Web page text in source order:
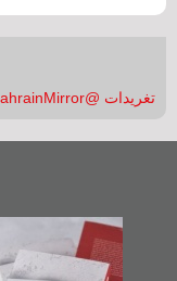
تغريدات @BahrainMirror
"حماة الباب الأخير":
الإصدار الأول عن